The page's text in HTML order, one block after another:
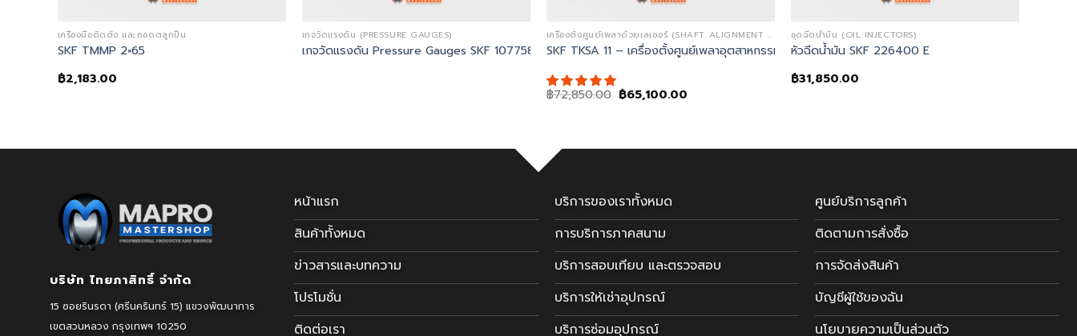
เครื่องมือติดตั้ง และถอดตลูกปืน
SKF TMMP 2×65
฿2,183.00
เกจวัดแรงดัน (PRESSURE GAUGES)
เกจวัดแรงดัน Pressure Gauges SKF 1077587
เครื่องตั้งศูนย์เพลาด้วยเลเซอร์ (SHAFT ALIGNMENT LASER TOOLS)
SKF TKSA 11 – เครื่องตั้งศูนย์เพลาอุตสาหกรรม (Shaft Alignment Tool)
฿72,850.00 Original
price
฿65,100.00
ชุดฉีดน้ำมัน (OIL INJECTORS)
หัวฉีดน้ำมัน SKF 226400 E
฿31,850.00
บริษัท ไทยภาสิทธิ์ จำกัด
15 ซอยรินรดา (ศรีนครินทร์ 15) แขวงพัฒนาการ
เขตสวนหลวง กรุงเทพฯ 10250
หน้าแรก
สินค้าทั้งหมด
ข่าวสารและบทความ
โปรโมชั่น
ติดต่อเรา
บริการของเราทั้งหมด
การบริการภาคสนาม
บริการสอบเทียบ และตรวจสอบ
บริการให้เช่าอุปกรณ์
บริการซ่อมอุปกรณ์
ศูนย์บริการลูกค้า
ติดตามการสั่งซื้อ
การจัดส่งสินค้า
บัญชีผู้ใช้ของฉัน
นโยบายความเป็นส่วนตัว